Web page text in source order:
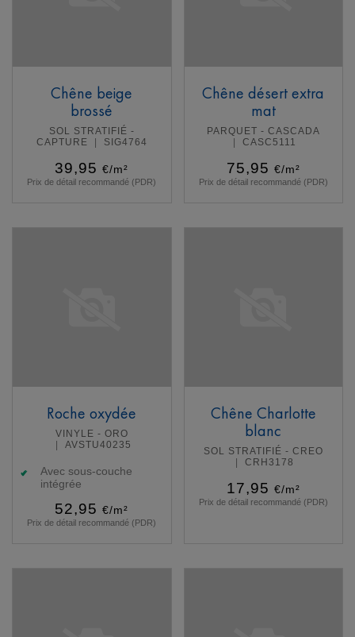
Chêne beige
brossé
SOL STRATIFIÉ -
CAPTURE
SIG4764
39,95 €/m²
Prix de détail recommandé (PDR)
Chêne désert extra
mat
PARQUET - CASCADA
CASC5111
75,95 €/m²
Prix de détail recommandé (PDR)
Roche oxydée
VINYLE - ORO
AVSTU40235
Avec sous-couche
intégrée
52,95 €/m²
Prix de détail recommandé (PDR)
Chêne Charlotte
blanc
SOL STRATIFIÉ - CREO
CRH3178
17,95 €/m²
Prix de détail recommandé (PDR)